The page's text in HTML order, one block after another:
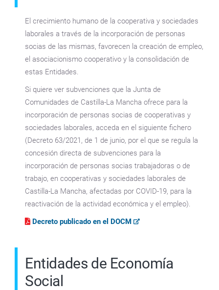
El crecimiento humano de la cooperativa y sociedades
laborales a través de la incorporación de personas
socias de las mismas, favorecen la creación de empleo,
el asociacionismo cooperativo y la consolidación de
estas Entidades.
Si quiere ver subvenciones que la Junta de
Comunidades de Castilla-La Mancha ofrece para la
incorporación de personas socias de cooperativas y
sociedades laborales, acceda en el siguiente fichero
(Decreto 63/2021, de 1 de junio, por el que se regula la
concesión directa de subvenciones para la
incorporación de personas socias trabajadoras o de
trabajo, en cooperativas y sociedades laborales de
Castilla-La Mancha, afectadas por COVID-19, para la
reactivación de la actividad económica y el empleo).
Decreto publicado en el DOCM
Entidades de Economía
Social